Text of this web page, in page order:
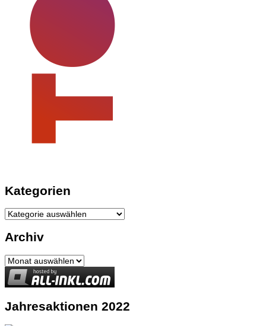
Kategorien
Kategorien
Archiv
Archiv
Jahresaktionen 2022